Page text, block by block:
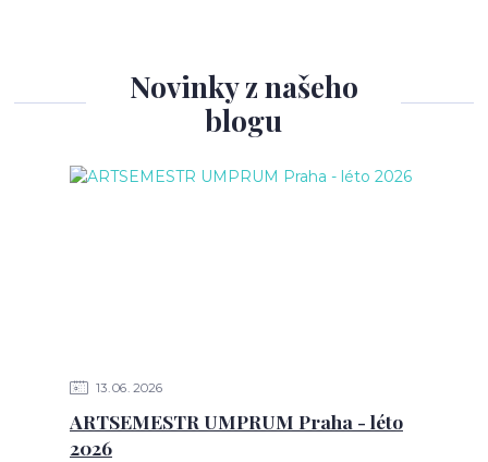
Novinky z našeho
blogu
13 06 2026
ARTSEMESTR UMPRUM Praha - léto
2026